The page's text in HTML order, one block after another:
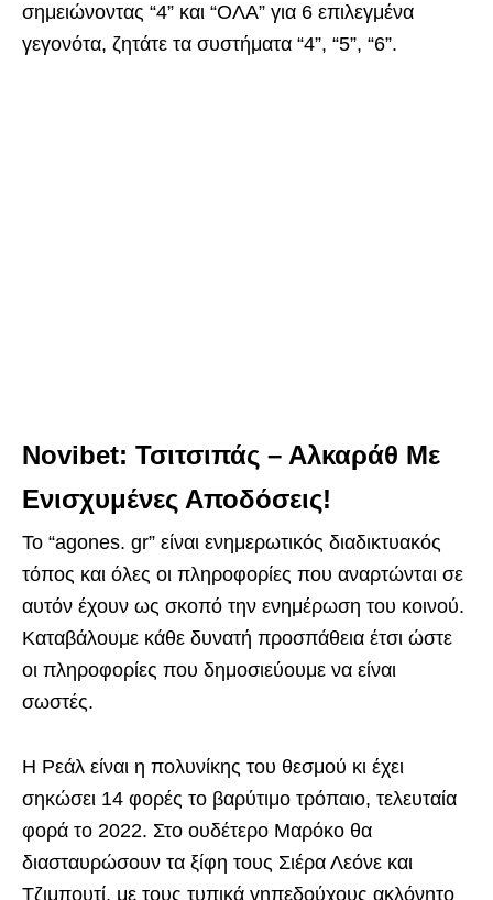
σημειώνοντας “4” και “ΟΛΑ” για 6 επιλεγμένα
γεγονότα, ζητάτε τα συστήματα “4”, “5”, “6”.
Novibet: Τσιτσιπάς – Αλκαράθ Με
Ενισχυμένες Αποδόσεις!
Το “agones. gr” είναι ενημερωτικός διαδικτυακός
τόπος και όλες οι πληροφορίες που αναρτώνται σε
αυτόν έχουν ως σκοπό την ενημέρωση του κοινού.
Καταβάλουμε κάθε δυνατή προσπάθεια έτσι ώστε
οι πληροφορίες που δημοσιεύουμε να είναι
σωστές.
Η Ρεάλ είναι η πολυνίκης του θεσμού κι έχει
σηκώσει 14 φορές το βαρύτιμο τρόπαιο, τελευταία
φορά το 2022. Στο ουδέτερο Μαρόκο θα
διασταυρώσουν τα ξίφη τους Σιέρα Λεόνε και
Τζιμπουτί, με τους τυπικά γηπεδούχους ακλόνητο